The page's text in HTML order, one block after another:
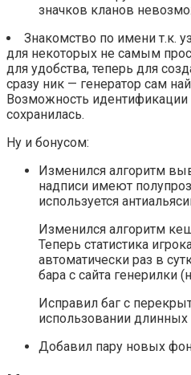
значков кланов
Знакомство по имени т.к.
для некоторых не самым
для удобства, теперь для
сразу ник — генератор сам
Возможность идентификации
сохранилась.
Ну и бонусом:
Изменился алгоритм
надписи имеют
используется
Изменился алгоритм
Теперь статистика
автоматически раз в
бара с сайта генерилки
Исправил баг с
использовании
Добавил пару новых